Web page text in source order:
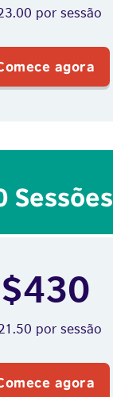
por sessão
agora
Sessões
$430
por sessão
agora